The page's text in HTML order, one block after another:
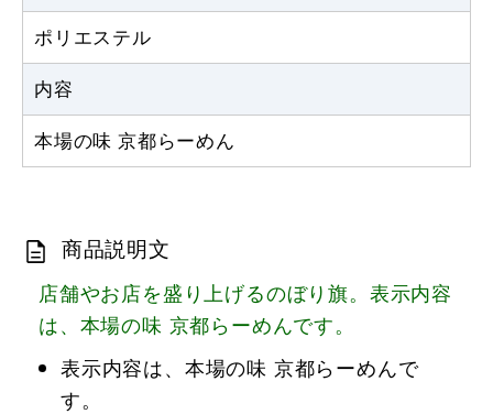
カゴへ
ポリエステル
内容
本場の味 京都らーめん
商品説明文
店舗やお店を盛り上げるのぼり旗。表示内容
は、本場の味 京都らーめんです。
表示内容は、本場の味 京都らーめんで
す。